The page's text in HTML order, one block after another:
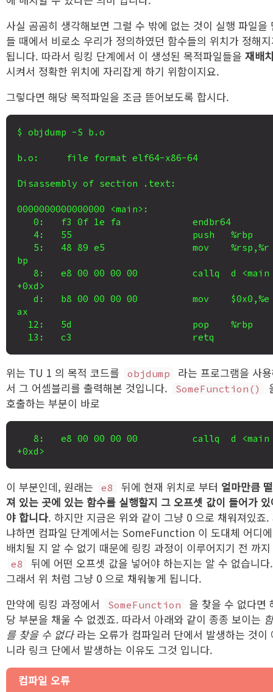
사실 곰곰히 생각해보면 그럴 수 밖에 없는 것이 실행 파일을
들 때에서 비로소 우리가 정의하였던 함수들의 위치가 정해
됩니다. 따라서 링킹 단계에서 이 생성된 목적파일들을 재배
시켜서 정확한 위치에 자리잡게 하기 위함이지요.
그렇다면 해당 목적파일을 조금 뜯어보도록 합시다.
$ objdump -S b.o
b.o:     file format elf64-x86-64
Disassembly of section .text:
0000000000000000 <main>:
bp
+0xd>
ax
위는 TU 1 의 목적 코드를 objdump
라는 프로그램을 사
서 그 어셈블리를 출력해본 것입니다.
SomeFunction()
호출하는 부분이 바로
이 부분인데, 원래는 e8 뒤에 현재 위치로 부터 얼마만큼
져 있는 곳에 있는 함수를 실행할지 그 오프셋 값이 들어가
야 합니다. 하지만 지금은 위와 같이 그냥 0 으로 채워져있죠.
냐하면 컴파일 단계에서는 SomeFunction 이 도대체 어디에
배치될 지 알 수 없기 때문에 링킹 과정이 이루어지기 전 까지
e8
뒤에 어떤 오프셋 값을 넣어야 하는지는 알 수 없습니다.
그래서 위 처럼 그냥 0 으로 채워놓게 됩니다.
만약에 링킹 과정에서
SomeFunction
을 찾을 수 없다면
당 부분을 채울 수 없겠죠. 따라서 아래와 같이 종종 보이는
를 찾을 수 없다라는 오류가 컴파일러 단에서 발생하는 것이
니라 링크 단에서 발생하는 이유도 그것 입니다.
컴파일 오류